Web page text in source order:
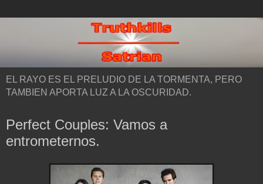
EL RAYO ES EL PRELUDIO DE LA TORMENTA, PERO
TAMBIEN APORTA LUZ A LA OSCURIDAD.
Perfect Couples: Vamos a
entrometernos.